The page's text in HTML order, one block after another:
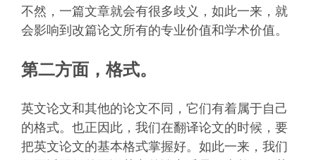
不然，一篇文章就会有很多歧义，如此一来，就
会影响到改篇论文所有的专业价值和学术价值。
第二方面，格式。
英文论文和其他的论文不同，它们有着属于自己
的格式。也正因此，我们在翻译论文的时候，要
把英文论文的基本格式掌握好。如此一来，我们